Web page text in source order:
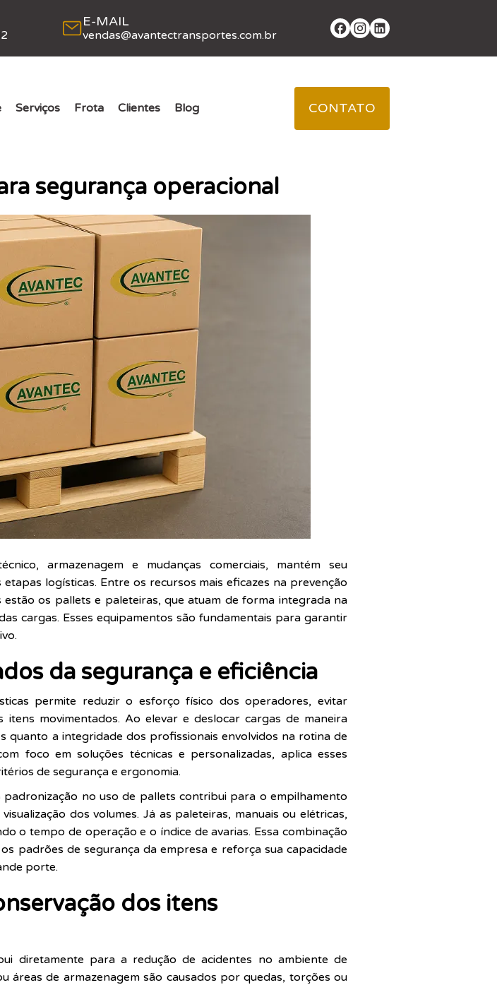
E-MAIL
vendas@avantectransportes.com.br
Serviços Frota Clientes Blog CONTATO
segurança operacional
armazenagem e mudanças comerciais, mantém seu
logísticas. Entre os recursos mais eficazes na prevenção
os pallets e paleteiras, que atuam de forma integrada na
cargas. Esses equipamentos são fundamentais para garantir
da segurança e eficiência
permite reduzir o esforço físico dos operadores, evitar
movimentados. Ao elevar e deslocar cargas de maneira
a integridade dos profissionais envolvidos na rotina de
foco em soluções técnicas e personalizadas, aplica esses
de segurança e ergonomia.
no uso de pallets contribui para o empilhamento
dos volumes. Já as paleteiras, manuais ou elétricas,
o tempo de operação e o índice de avarias. Essa combinação
padrões de segurança da empresa e reforça sua capacidade
porte.
dos itens
diretamente para a redução de acidentes no ambiente de
áreas de armazenagem são causados por quedas, torções ou